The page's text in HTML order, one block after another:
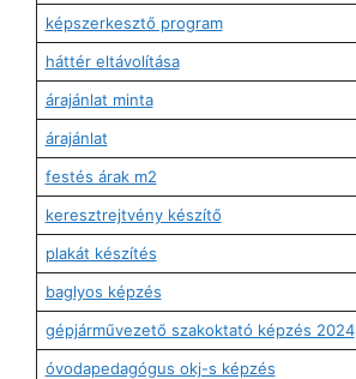
képszerkesztő program
háttér eltávolítása
árajánlat minta
árajánlat
festés árak m2
keresztrejtvény készítő
plakát készítés
baglyos képzés
gépjárművezető szakoktató képzés 2024
óvodapedagógus okj-s képzés